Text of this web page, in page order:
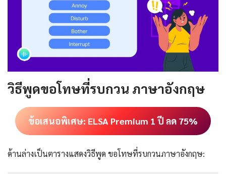
วิธีพูดขอโทษที่รบกวน ภาษาอังกฤษ
ข้อเสนอพิเศษ: ELSA Premium 1 ปี ลด 75%
ด้านล่างเป็นตารางแสดงวิธีพูด ขอโทษที่รบกวนภาษาอังกฤษ: